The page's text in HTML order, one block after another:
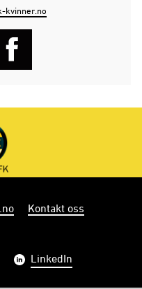
kvinner.no
Kontakt oss
LinkedIn